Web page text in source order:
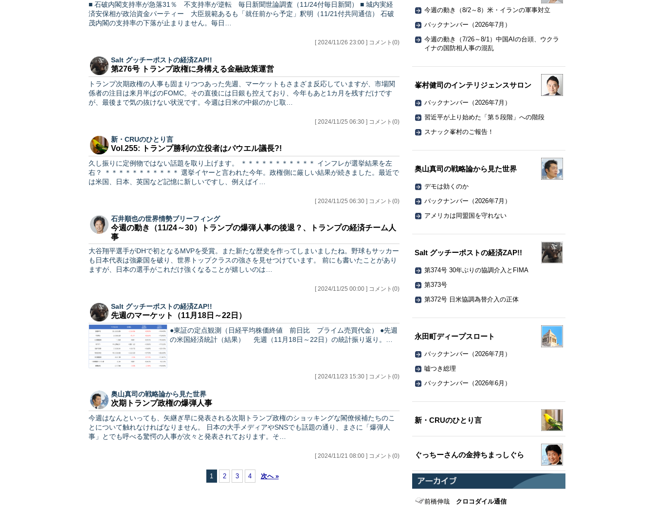
■ 石破内閣支持率が急落31％ 不支持率が逆転 毎日新聞世論調査（11/24付毎日新聞） ■ 城内実経
済安保相が政治資金パーティー 大臣規範あるも「就任前から予定」釈明（11/21付共同通信） 石破
茂内閣の支持率の下落が止まりません。毎日…
[ 2024/11/26 23:00 ] コメント(0)
Salt グッチーポストの経済ZAP!!
第276号 トランプ政権に身構える金融政策運営
トランプ次期政権の人事も固まりつつあった先週、マーケットもさまざま反応していますが、市場関
係者の注目は来月半ばのFOMC。その直後には日銀も控えており、今年もあと1カ月を残すだけです
が、最後まで気の抜けない状況です。今週は日米の中銀のかじ取…
[ 2024/11/25 06:30 ] コメント(0)
新・CRUのひとり言
Vol.255: トランプ勝利の立役者はパウエル議長?!
久し振りに定例物ではない話題を取り上げます。 ＊＊＊＊＊＊＊＊＊＊＊ インフレが選挙結果を左
右？ ＊＊＊＊＊＊＊＊＊＊＊ 選挙イヤーと言われた今年。政権側に厳しい結果が続きました。最近で
は米国、日本、英国など記憶に新しいですし、例えばイ…
[ 2024/11/25 06:30 ] コメント(0)
石井順也の世界情勢ブリーフィング
今週の動き（11/24～30）トランプの爆弾人事の後退？、トランプの経済チーム人
事
大谷翔平選手がDHで初となるMVPを受賞。また新たな歴史を作ってしまいましたね。野球もサッカー
も日本代表は強豪国を破り、世界トップクラスの強さを見せつけています。 前にも書いたことがあり
ますが、日本の選手がこれだけ強くなることが嬉しいのは…
[ 2024/11/25 00:00 ] コメント(0)
Salt グッチーポストの経済ZAP!!
先週のマーケット（11月18日～22日）
●東証の定点観測（日経平均株価終値 前日比 プライム売買代金） ●先週
の米国経済統計（結果） 先週（11月18日～22日）の統計振り返り。…
[ 2024/11/23 15:30 ] コメント(0)
奥山真司の戦略論から見た世界
次期トランプ政権の爆弾人事
今週はなんといっても、矢継ぎ早に発表される次期トランプ政権のショッキングな閣僚候補たちのこ
とについて触れなければなりません。 日本の大手メディアやSNSでも話題の通り、まさに「爆弾人
事」とでも呼べる驚愕の人事が次々と発表されております。そ…
[ 2024/11/21 08:00 ] コメント(0)
1 2 3 4 次へ »
今週の動き（8/2～8）米・イランの軍事対立
バックナンバー（2026年7月）
今週の動き（7/26～8/1）中国AIの台頭、ウクラ
イナの国防相人事の混乱
峯村健司のインテリジェンスサロン
バックナンバー（2026年7月）
習近平が上り始めた「第５段階」への階段
スナック峯村のご報告！
奥山真司の戦略論から見た世界
デモは効くのか
バックナンバー（2026年7月）
アメリカは同盟国を守れない
Salt グッチーポストの経済ZAP!!
第374号 30年ぶりの協調介入とFIMA
第373号
第372号 日米協調為替介入の正体
永田町ディープスロート
バックナンバー（2026年7月）
嘘つき総理
バックナンバー（2026年6月）
新・CRUのひとり言
ぐっちーさんの金持ちまっしぐら
前橋伸哉 クロコダイル通信